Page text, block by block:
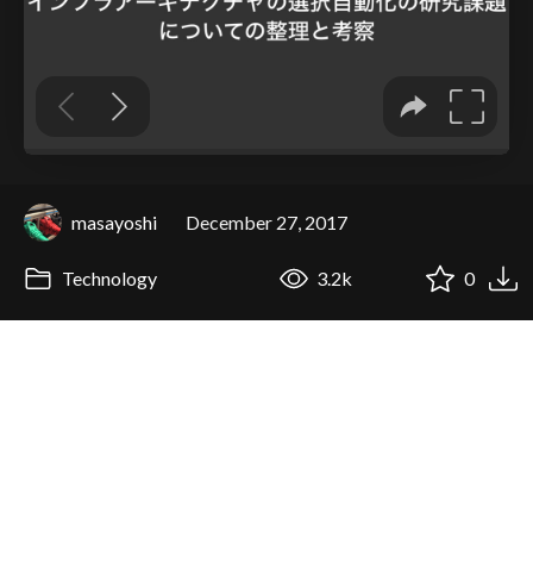
masayoshi December 27, 2017
Technology 3.2k 0